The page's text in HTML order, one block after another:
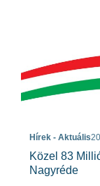
Hírek - Aktuális
Közel 83
Nagyréde